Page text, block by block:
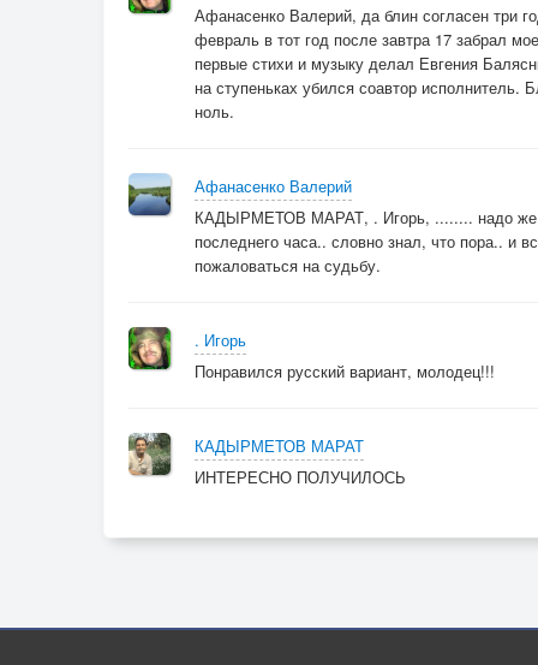
Афанасенко Валерий, да блин согласен три
февраль в тот год после завтра 17 забрал
первые стихи и музыку делал Евгения
на ступеньках убился соавтор
ноль.
Афанасенко Валерий
КАДЫРМЕТОВ МАРАТ, . Игорь, ........ надо же
последнего часа.. словно знал, что пора.. и
пожаловаться на судьбу.
. Игорь
Понравился русский вариант, молодец!!!
КАДЫРМЕТОВ МАРАТ
ИНТЕРЕСНО ПОЛУЧИЛОСЬ